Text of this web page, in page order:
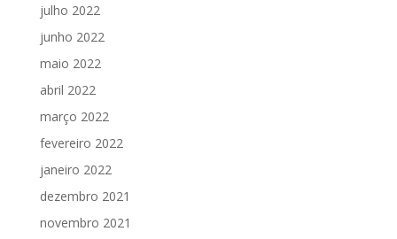
julho 2022
junho 2022
maio 2022
abril 2022
março 2022
fevereiro 2022
janeiro 2022
dezembro 2021
novembro 2021